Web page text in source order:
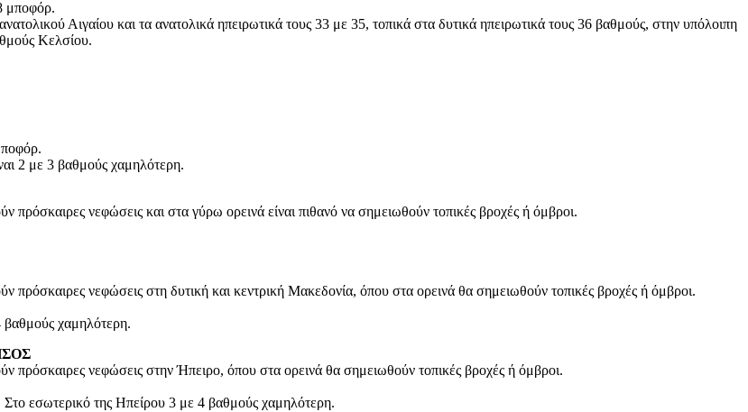
μποφόρ.
Αιγαίου και τα ανατολικά ηπειρωτικά τους 33 με 35, τοπικά στα δυτικά ηπειρωτικά τους 36 βαθμούς, στην υπόλοιπη
Κελσίου.
2 με 3 βαθμούς χαμηλότερη.
πρόσκαιρες νεφώσεις και στα γύρω ορεινά είναι πιθανό να σημειωθούν τοπικές βροχές ή όμβροι.
πρόσκαιρες νεφώσεις στη δυτική και κεντρική Μακεδονία, όπου στα ορεινά θα σημειωθούν τοπικές βροχές ή όμβροι.
χαμηλότερη.
πρόσκαιρες νεφώσεις στην Ήπειρο, όπου στα ορεινά θα σημειωθούν τοπικές βροχές ή όμβροι.
εσωτερικό της Ηπείρου 3 με 4 βαθμούς χαμηλότερη.